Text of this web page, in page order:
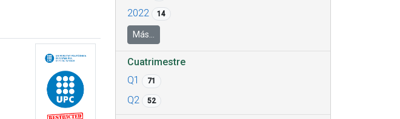
2022 14
Más...
Cuatrimestre
Q1
71
Q2 52